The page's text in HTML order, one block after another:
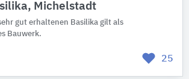
Michelstadt
gut erhaltenen Basilika gilt als
Bauwerk.
25